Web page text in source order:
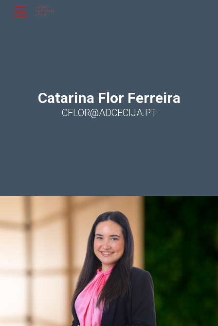
Catarina Flor Ferreira
CFLOR@ADCECIJA.PT